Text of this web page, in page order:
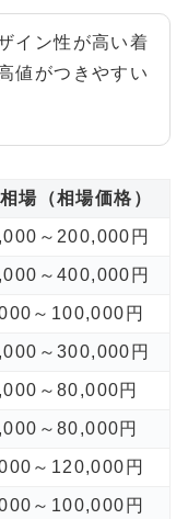
イン性が高い着
値がつきやすい
場（相場価格）
～200,000円
～400,000円
～100,000円
～300,000円
～80,000円
～80,000円
～120,000円
～100,000円